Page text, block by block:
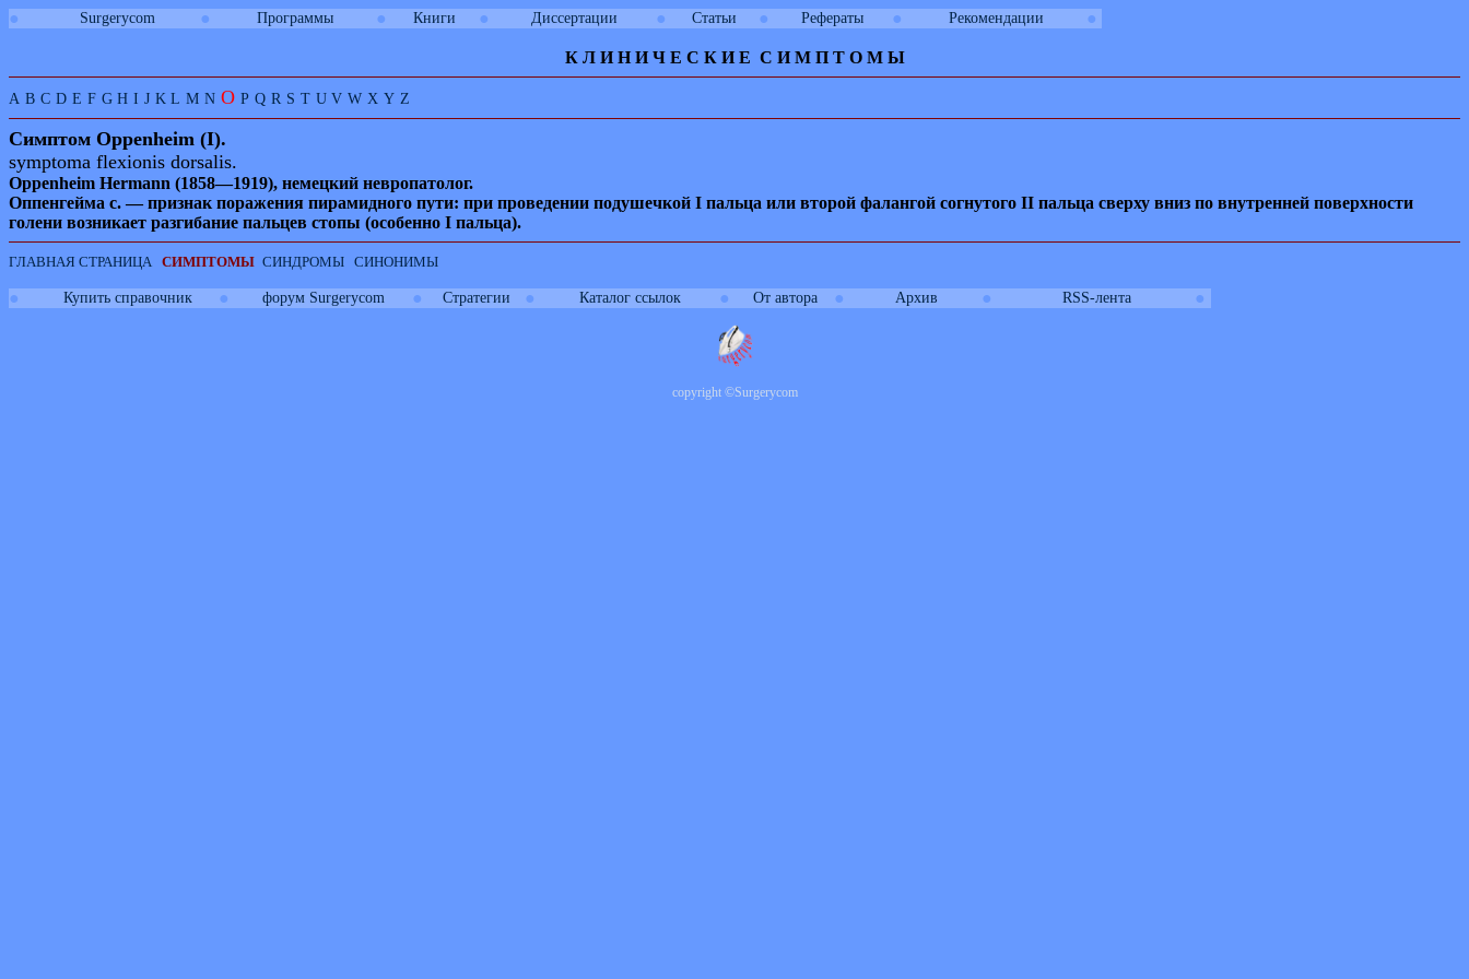
● Surgerycom ● Программы ● Книги ● Диссертации ● Статьи ● Рефераты ● Рекомендации ●
К Л И Н И Ч Е С К И Е С И М П Т О М Ы
A B C D E F G H I J K L M N O P Q R S T U V W X Y Z
Симптом Oppenheim (I).
symptoma flexionis dorsalis.
Oppenheim Hermann (1858—1919), немецкий невропатолог.
Оппенгейма с. — признак поражения пирамидного пути: при проведении подушечкой I пальца или второй фалангой согнутого II пальца сверху вниз по внутренней поверхности
голени возникает разгибание пальцев стопы (особенно I пальца).
ГЛАВНАЯ СТРАНИЦА СИМПТОМЫ СИНДРОМЫ СИНОНИМЫ
● Купить справочник ● форум Surgerycom ● Стратегии ● Каталог ссылок ● От автора ● Архив ● RSS-лента ●
copyright ©Surgerycom